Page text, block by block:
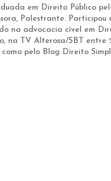
em Direito Público
Palestrante.
na advocacia cível em
na TV Alterosa/SBT entre
pelo Blog Direito